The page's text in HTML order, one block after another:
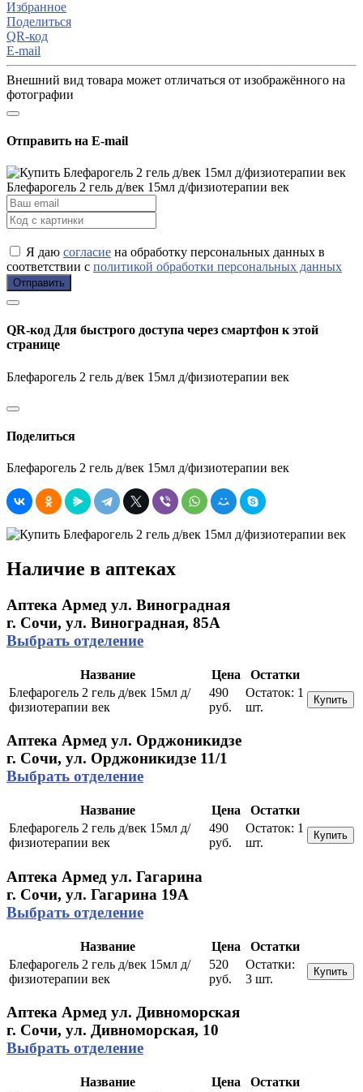
Избранное
Поделиться
QR-код
E-mail
Внешний вид товара может отличаться от изображённого на
фотографии
Отправить на E-mail
Блефарогель 2 гель д/век 15мл д/физиотерапии век
Я даю согласие на обработку персональных данных в
соответствии с политикой обработки персональных данных
Отправить
QR-код Для быстрого доступа через смартфон к этой
странице
Блефарогель 2 гель д/век 15мл д/физиотерапии век
Поделиться
Блефарогель 2 гель д/век 15мл д/физиотерапии век
Наличие в аптеках
Аптека Армед ул. Виноградная
г. Сочи, ул. Виноградная, 85А
Выбрать отделение
Название Цена
Остатки
Блефарогель 2 гель д/век 15мл д/
физиотерапии век
490
руб.
Остаток: 1
шт.
Купить
Аптека Армед ул. Орджоникидзе
г. Сочи, ул. Орджоникидзе 11/1
Выбрать отделение
Название Цена
Остатки
Блефарогель 2 гель д/век 15мл д/
физиотерапии век
490
руб.
Остаток: 1
шт.
Купить
Аптека Армед ул. Гагарина
г. Сочи, ул. Гагарина 19А
Выбрать отделение
Название Цена
Остатки
Блефарогель 2 гель д/век 15мл д/
физиотерапии век
520
руб.
Остатки:
3 шт.
Купить
Аптека Армед ул. Дивноморская
г. Сочи, ул. Дивноморская, 10
Выбрать отделение
Название Цена
Остатки